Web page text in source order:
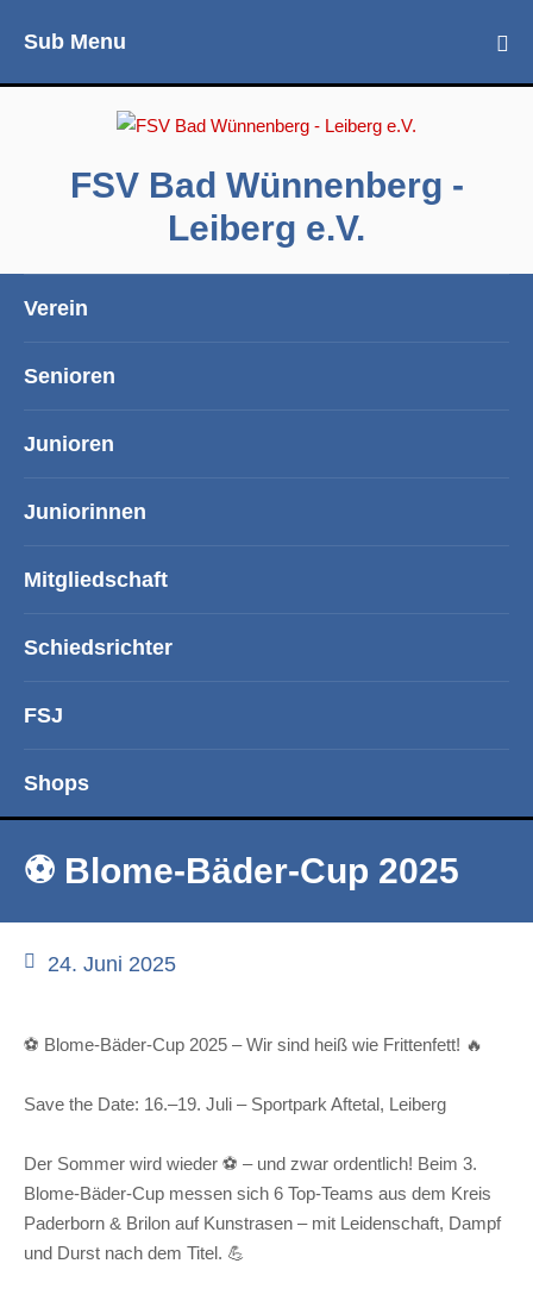
Sub Menu
FSV Bad Wünnenberg -
Leiberg e.V.
Verein
Senioren
Junioren
Juniorinnen
Mitgliedschaft
Schiedsrichter
FSJ
Shops
⚽️ Blome-Bäder-Cup 2025
24. Juni 2025
⚽️ Blome-Bäder-Cup 2025 – Wir sind heiß wie Frittenfett! 🔥
Save the Date: 16.–19. Juli – Sportpark Aftetal, Leiberg
Der Sommer wird wieder ⚽️ – und zwar ordentlich! Beim 3.
Blome-Bäder-Cup messen sich 6 Top-Teams aus dem Kreis
Paderborn & Brilon auf Kunstrasen – mit Leidenschaft, Dampf
und Durst nach dem Titel. 💪